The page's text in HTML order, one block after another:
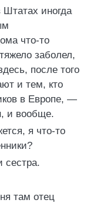
иногда
что-то
заболел,
после того
и тем, кто
в Европе, —
и вообще.
я что-то
там отец